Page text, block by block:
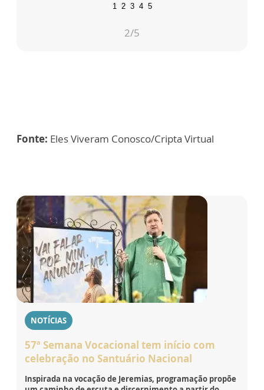
1 2 3 4 5
2/5
Fonte: Eles Viveram Conosco/Cripta Virtual
NOTÍCIAS
57ª Semana Vocacional tem início com
celebração no Santuário Nacional
Inspirada na vocação de Jeremias, programação propõe